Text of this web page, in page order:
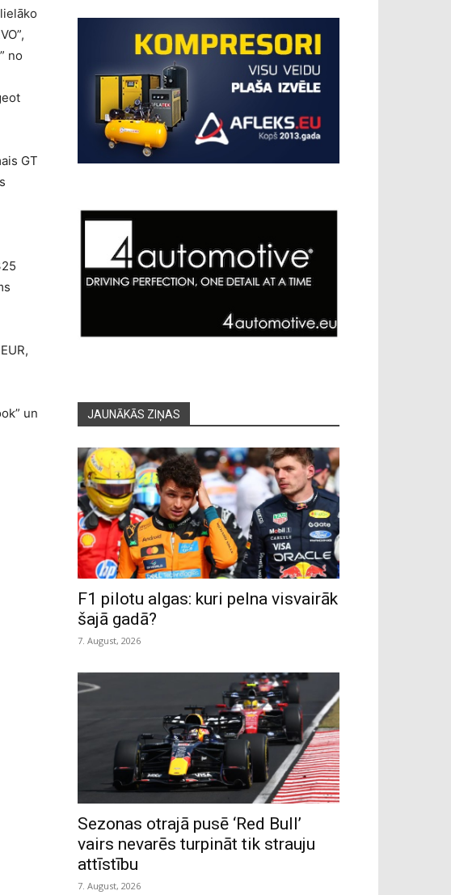
no
GT
un
JAUNĀKĀS ZIŅAS
F1 pilotu algas: kuri pelna visvairāk
šajā gadā?
7. August, 2026
Sezonas otrajā pusē ‘Red Bull’
vairs nevarēs turpināt tik strauju
attīstību
7. August, 2026